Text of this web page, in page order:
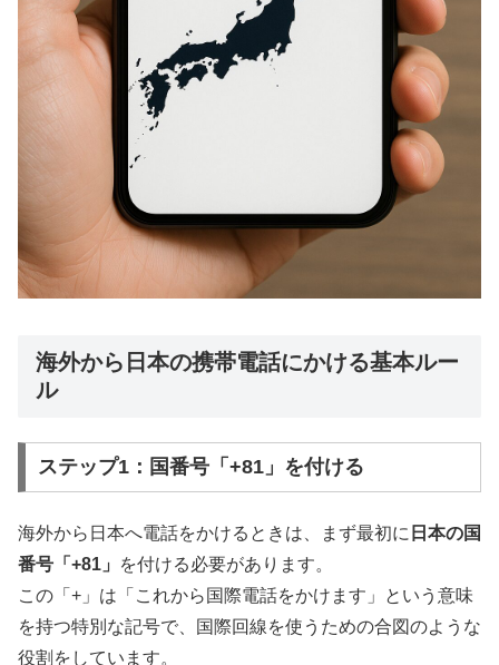
海外から日本の携帯電話にかける基本ルー
ル
ステップ1：国番号「+81」を付ける
海外から日本へ電話をかけるときは、まず最初に 日本の国
番号「+81」
を付ける必要があります。
この「+」は「これから国際電話をかけます」という意味
を持つ特別な記号で、国際回線を使うための合図のような
役割をしています。